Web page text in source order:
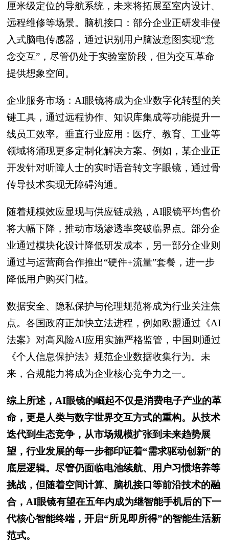
厘米级定位的导航系统，未来将拓展至室内设计、
远程维修等场景。脑机接口：部分企业正研发非侵
入式脑电传感器，通过识别用户脑波意图实现“意
念交互”，尽管仍处于实验室阶段，但为交互革命
提供想象空间。
企业服务市场：AI眼镜将成为企业数字化转型的关
键工具，通过远程协作、知识库集成等功能提升一
线员工效率。垂直行业应用：医疗、教育、工业等
领域将涌现更多定制化解决方案。例如，某企业正
开发针对听障人士的实时语音转文字眼镜，通过骨
传导技术实现无障碍沟通。
随着规模效应显现与供应链成熟，AI眼镜平均售价
将大幅下降，推动市场渗透率突破临界点。部分企
业通过模块化设计降低研发成本，另一部分企业则
通过与运营商合作推出“硬件+流量”套餐，进一步
降低用户购买门槛。
数据安全、隐私保护与伦理规范将成为行业关注焦
点。各国政府正加快立法进程，例如欧盟通过《AI
法案》对高风险AI应用实施严格监管，中国则通过
《个人信息保护法》规范企业数据收集行为。未
来，合规能力将成为企业核心竞争力之一。
综上所述，AI眼镜的崛起不仅是消费电子产业的革
命，更是人类与数字世界交互方式的重构。从技术
迭代到生态竞争，从市场规模扩张到未来趋势展
望，行业发展的每一步都印证着“需求驱动创新”的
底层逻辑。尽管仍面临电池续航、用户习惯培养等
挑战，但随着空间计算、脑机接口等前沿技术的融
合，AI眼镜有望在五年内成为继智能手机后的下一
代核心智能终端，开启“所见即所得”的智能生活新
范式。